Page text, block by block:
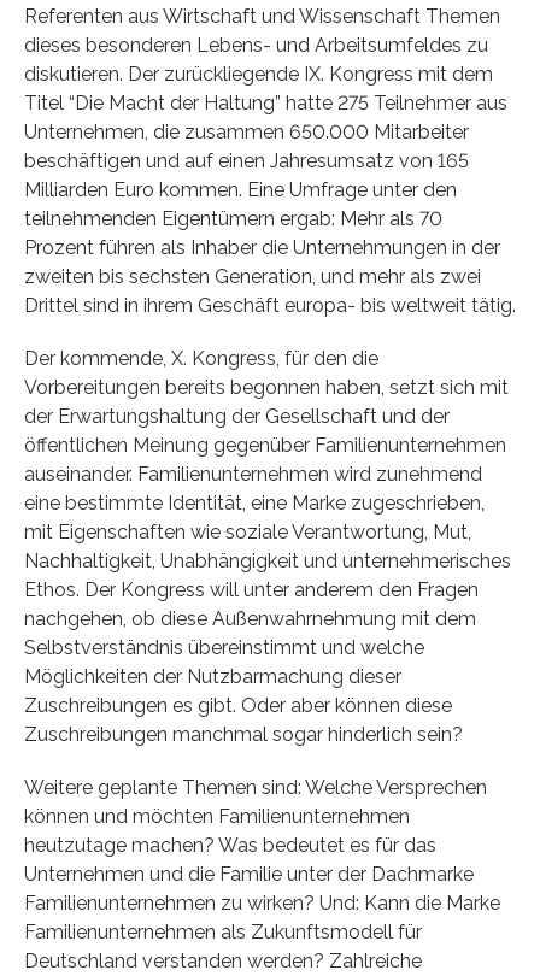
Referenten aus Wirtschaft und Wissenschaft Themen
dieses besonderen Lebens- und Arbeitsumfeldes zu
diskutieren. Der zurückliegende IX. Kongress mit dem
Titel “Die Macht der Haltung” hatte 275 Teilnehmer aus
Unternehmen, die zusammen 650.000 Mitarbeiter
beschäftigen und auf einen Jahresumsatz von 165
Milliarden Euro kommen. Eine Umfrage unter den
teilnehmenden Eigentümern ergab: Mehr als 70
Prozent führen als Inhaber die Unternehmungen in der
zweiten bis sechsten Generation, und mehr als zwei
Drittel sind in ihrem Geschäft europa- bis weltweit tätig.
Der kommende, X. Kongress, für den die
Vorbereitungen bereits begonnen haben, setzt sich mit
der Erwartungshaltung der Gesellschaft und der
öffentlichen Meinung gegenüber Familienunternehmen
auseinander. Familienunternehmen wird zunehmend
eine bestimmte Identität, eine Marke zugeschrieben,
mit Eigenschaften wie soziale Verantwortung, Mut,
Nachhaltigkeit, Unabhängigkeit und unternehmerisches
Ethos. Der Kongress will unter anderem den Fragen
nachgehen, ob diese Außenwahrnehmung mit dem
Selbstverständnis übereinstimmt und welche
Möglichkeiten der Nutzbarmachung dieser
Zuschreibungen es gibt. Oder aber können diese
Zuschreibungen manchmal sogar hinderlich sein?
Weitere geplante Themen sind: Welche Versprechen
können und möchten Familienunternehmen
heutzutage machen? Was bedeutet es für das
Unternehmen und die Familie unter der Dachmarke
Familienunternehmen zu wirken? Und: Kann die Marke
Familienunternehmen als Zukunftsmodell für
Deutschland verstanden werden? Zahlreiche